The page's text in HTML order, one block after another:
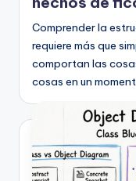
Comprender la
requiere más que
comportan las
cosas en un